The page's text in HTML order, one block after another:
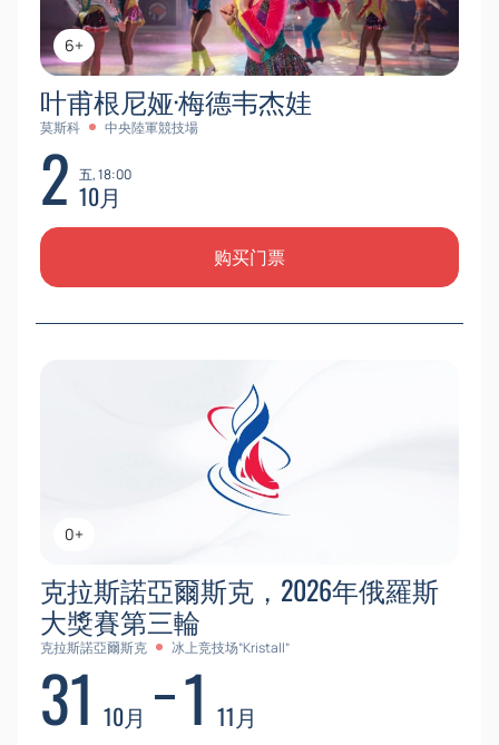
6+
叶甫根尼娅·梅德韦杰娃
莫斯科 中央陸軍競技場
2 五, 18:00
10月
购买门票
0+
克拉斯諾亞爾斯克，2026年俄羅斯
大獎賽第三輪
克拉斯諾亞爾斯克 冰上竞技场“Kristall”
31 10月 1 11月